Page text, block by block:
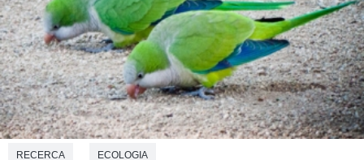
RECERCA ECOLOGIA